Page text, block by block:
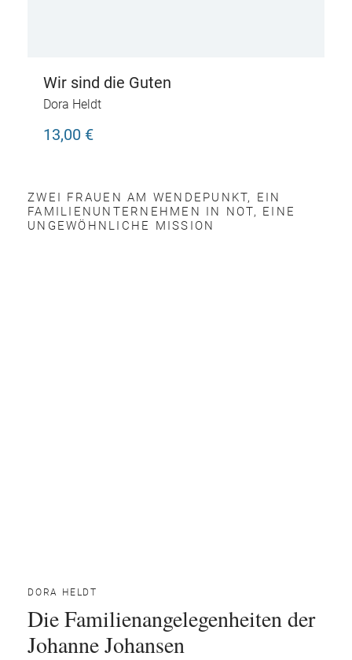
Wir sind die Guten
Dora Heldt
13,00 €
ZWEI FRAUEN AM WENDEPUNKT, EIN
FAMILIENUNTERNEHMEN IN NOT, EINE
UNGEWÖHNLICHE MISSION
DORA HELDT
Die Familienangelegenheiten der
Johanne Johansen